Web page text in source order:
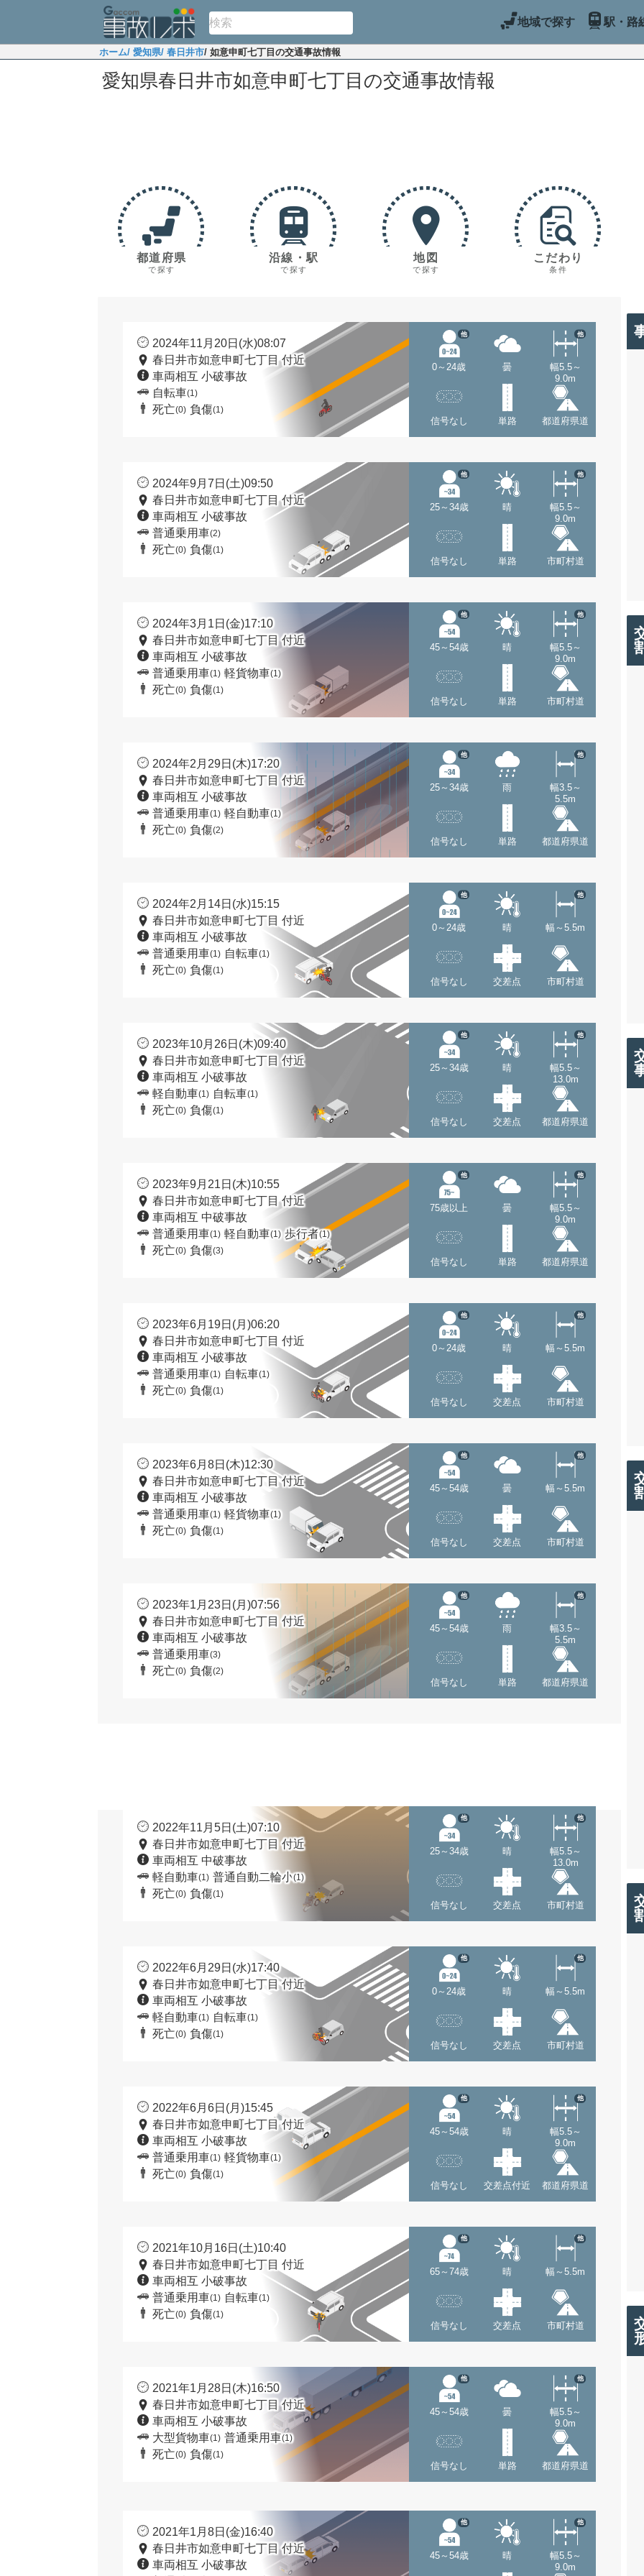
地域で探す 駅・路
ホーム/ 愛知県/ 春日井市/ 如意申町七丁目の交通事故情報
愛知県春日井市如意申町七丁目の交通事故情報
都道府県
で探す
沿線・駅
で探す
地図
で探す
こだわり
条件
2024年11月20日(水)08:07
春日井市如意申町七丁目 付近
車両相互 小破事故
自転車(1)
死亡(0) 負傷(1)
0～24歳
他
曇
幅5.5～
9.0m
他
信号なし 単路 都道府県道
2024年9月7日(土)09:50
春日井市如意申町七丁目 付近
車両相互 小破事故
普通乗用車(2)
死亡(0) 負傷(1)
25～34歳
他
晴
幅5.5～
9.0m
他
信号なし 単路 市町村道
2024年3月1日(金)17:10
春日井市如意申町七丁目 付近
車両相互 小破事故
普通乗用車(1) 軽貨物車(1)
死亡(0) 負傷(1)
45～54歳
他
晴
幅5.5～
9.0m
他
信号なし 単路 市町村道
2024年2月29日(木)17:20
春日井市如意申町七丁目 付近
車両相互 小破事故
普通乗用車(1) 軽自動車(1)
死亡(0) 負傷(2)
25～34歳
他
雨
幅3.5～
5.5m
他
信号なし 単路 都道府県道
2024年2月14日(水)15:15
春日井市如意申町七丁目 付近
車両相互 小破事故
普通乗用車(1) 自転車(1)
死亡(0) 負傷(1)
0～24歳
他
晴 幅～5.5m
他
信号なし 交差点 市町村道
2023年10月26日(木)09:40
春日井市如意申町七丁目 付近
車両相互 小破事故
軽自動車(1) 自転車(1)
死亡(0) 負傷(1)
25～34歳
他
晴
幅5.5～
13.0m
他
信号なし 交差点 都道府県道
2023年9月21日(木)10:55
春日井市如意申町七丁目 付近
車両相互 中破事故
普通乗用車(1) 軽自動車(1) 歩行者(1)
死亡(0) 負傷(3)
75歳以上
他
曇
幅5.5～
9.0m
他
信号なし 単路 都道府県道
2023年6月19日(月)06:20
春日井市如意申町七丁目 付近
車両相互 小破事故
普通乗用車(1) 自転車(1)
死亡(0) 負傷(1)
0～24歳
他
晴 幅～5.5m
他
信号なし 交差点 市町村道
2023年6月8日(木)12:30
春日井市如意申町七丁目 付近
車両相互 小破事故
普通乗用車(1) 軽貨物車(1)
死亡(0) 負傷(1)
45～54歳
他
曇 幅～5.5m
他
信号なし 交差点 市町村道
2023年1月23日(月)07:56
春日井市如意申町七丁目 付近
車両相互 小破事故
普通乗用車(3)
死亡(0) 負傷(2)
45～54歳
他
雨
幅3.5～
5.5m
他
信号なし 単路 都道府県道
2022年11月5日(土)07:10
春日井市如意申町七丁目 付近
車両相互 中破事故
軽自動車(1) 普通自動二輪小(1)
死亡(0) 負傷(1)
25～34歳
他
晴
幅5.5～
13.0m
他
信号なし 交差点 市町村道
2022年6月29日(水)17:40
春日井市如意申町七丁目 付近
車両相互 小破事故
軽自動車(1) 自転車(1)
死亡(0) 負傷(1)
0～24歳
他
晴 幅～5.5m
他
信号なし 交差点 市町村道
2022年6月6日(月)15:45
春日井市如意申町七丁目 付近
車両相互 小破事故
普通乗用車(1) 軽貨物車(1)
死亡(0) 負傷(1)
45～54歳
他
晴
幅5.5～
9.0m
他
信号なし 交差点付近 都道府県道
2021年10月16日(土)10:40
春日井市如意申町七丁目 付近
車両相互 小破事故
普通乗用車(1) 自転車(1)
死亡(0) 負傷(1)
65～74歳
他
晴 幅～5.5m
他
信号なし 交差点 市町村道
2021年1月28日(木)16:50
春日井市如意申町七丁目 付近
車両相互 小破事故
大型貨物車(1) 普通乗用車(1)
死亡(0) 負傷(1)
45～54歳
他
曇
幅5.5～
9.0m
他
信号なし 単路 都道府県道
2021年1月8日(金)16:40
春日井市如意申町七丁目 付近
車両相互 小破事故
45～54歳
他
晴
幅5.5～
9.0m
他